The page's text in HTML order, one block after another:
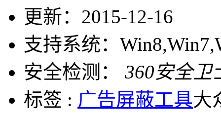
更新： 2015-12-16
支持系统：
安全检测：
360安全卫
标签 : 广告屏蔽工具大